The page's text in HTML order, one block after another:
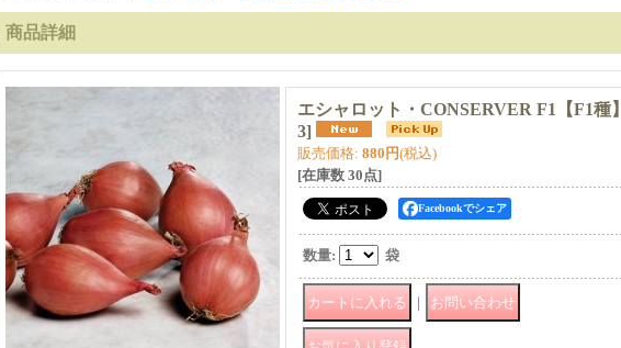
商品詳細
エシャロット・CONSERVER F1【F1種】
3]
販売価格: 880円(税込)
[在庫数 30点]
Facebookでシェア
数量: 袋
｜